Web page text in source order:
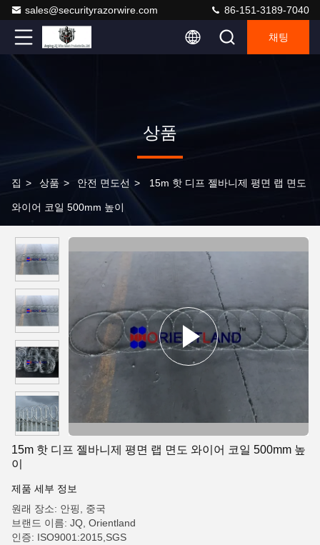
sales@securityrazorwire.com 86-151-3189-7040
채팅
상품
집 > 상품 > 안전 면도선 > 15m 핫 디프 젤바니제 평면 랩 면도
와이어 코일 500mm 높이
15m 핫 디프 젤바니제 평면 랩 면도 와이어 코일 500mm 높
이
제품 세부 정보
원래 장소: 안핑, 중국
브랜드 이름: JQ, Orientland
인증: ISO9001:2015,SGS